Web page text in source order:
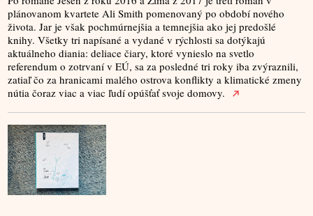
plánovanom kvartete Ali Smith pomenovaný po období nového
života. Jar je však pochmúrnejšia a temnejšia ako jej predošlé
knihy. Všetky tri napísané a vydané v rýchlosti sa dotýkajú
aktuálneho diania: deliace čiary, ktoré vynieslo na svetlo
referendum o zotrvaní v EÚ, sa za posledné tri roky iba zvýraznili,
zatiaľ čo za hranicami malého ostrova konflikty a klimatické zmeny
nútia čoraz viac a viac ľudí opúšťať svoje domovy.